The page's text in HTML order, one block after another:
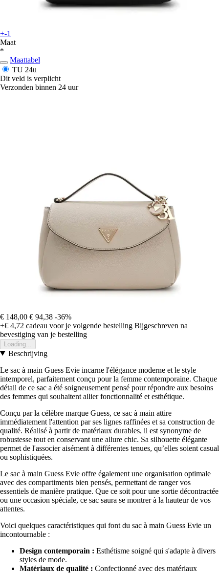
+-1
Maat
*
Maattabel
TU 24u
Dit veld is verplicht
Verzonden binnen 24 uur
€ 148,00 € 94,38 -36%
+€ 4,72 cadeau voor je volgende bestelling Bijgeschreven na
bevestiging van je bestelling
Loading...
Beschrijving
Le sac à main Guess Evie incarne l'élégance moderne et le style
intemporel, parfaitement conçu pour la femme contemporaine. Chaque
détail de ce sac a été soigneusement pensé pour répondre aux besoins
des femmes qui souhaitent allier fonctionnalité et esthétique.
Conçu par la célèbre marque Guess, ce sac à main attire
immédiatement l'attention par ses lignes raffinées et sa construction de
qualité. Réalisé à partir de matériaux durables, il est synonyme de
robustesse tout en conservant une allure chic. Sa silhouette élégante
permet de l'associer aisément à différentes tenues, qu’elles soient casual
ou sophistiquées.
Le sac à main Guess Evie offre également une organisation optimale
avec des compartiments bien pensés, permettant de ranger vos
essentiels de manière pratique. Que ce soit pour une sortie décontractée
ou une occasion spéciale, ce sac saura se montrer à la hauteur de vos
attentes.
Voici quelques caractéristiques qui font du sac à main Guess Evie un
incontournable :
Design contemporain : Esthétisme soigné qui s'adapte à divers
styles de mode.
Matériaux de qualité : Confectionné avec des matériaux